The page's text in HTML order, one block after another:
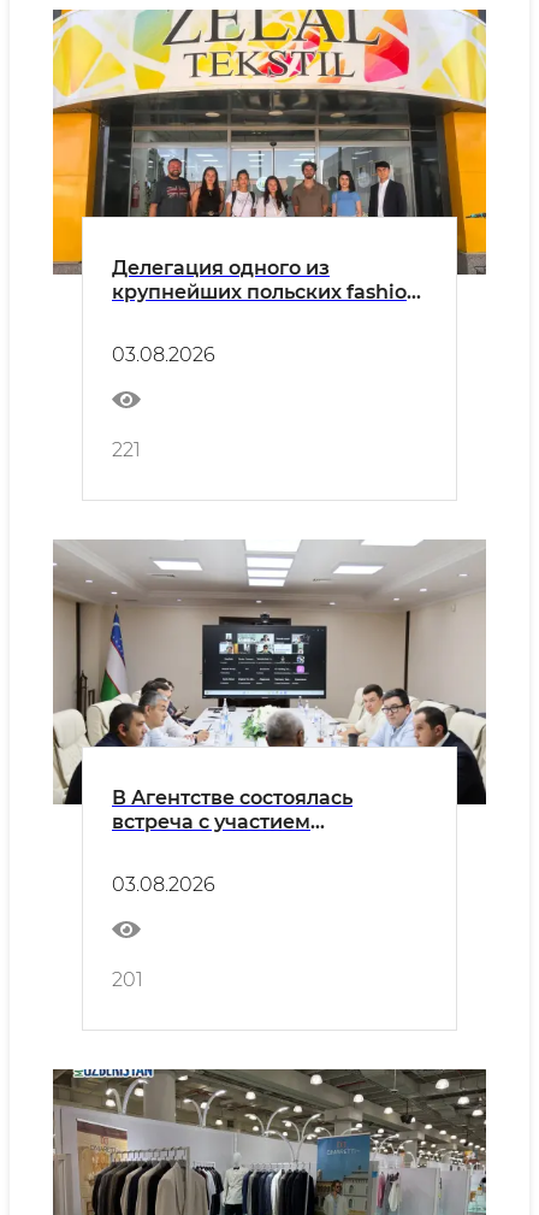
Делегация одного из
крупнейших польских fashion-
03.08.2026
221
В Агентстве состоялась
встреча с участием
лёгкой промышленности.
03.08.2026
201